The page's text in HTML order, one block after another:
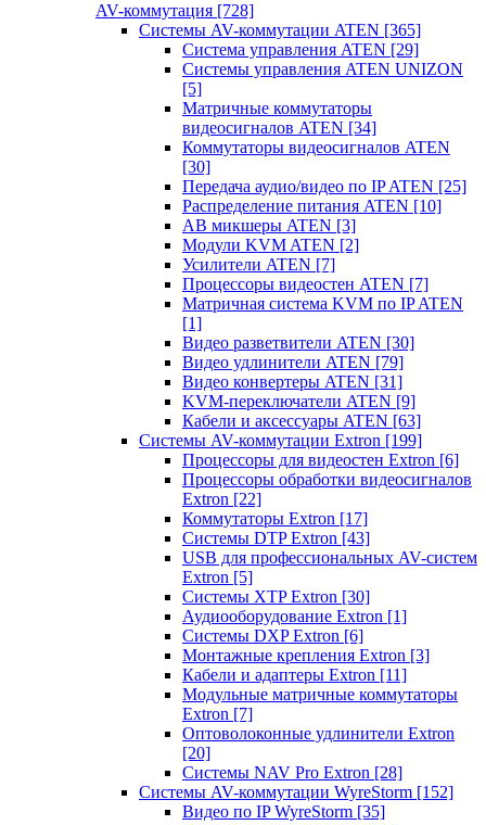
AV-коммутация [728]
Системы AV-коммутации ATEN [365]
Система управления ATEN [29]
Системы управления ATEN UNIZON
[5]
Матричные коммутаторы
видеосигналов ATEN [34]
Коммутаторы видеосигналов ATEN
[30]
Передача аудио/видео по IP ATEN [25]
Распределение питания ATEN [10]
АВ микшеры ATEN [3]
Модули KVM ATEN [2]
Усилители ATEN [7]
Процессоры видеостен ATEN [7]
Матричная система KVM по IP ATEN
[1]
Видео разветвители ATEN [30]
Видео удлинители ATEN [79]
Видео конвертеры ATEN [31]
KVM-переключатели ATEN [9]
Кабели и аксессуары ATEN [63]
Системы AV-коммутации Extron [199]
Процессоры для видеостен Extron [6]
Процессоры обработки видеосигналов
Extron [22]
Коммутаторы Extron [17]
Системы DTP Extron [43]
USB для профессиональных AV-систем
Extron [5]
Системы XTP Extron [30]
Аудиооборудование Extron [1]
Системы DXP Extron [6]
Монтажные крепления Extron [3]
Кабели и адаптеры Extron [11]
Модульные матричные коммутаторы
Extron [7]
Оптоволоконные удлинители Extron
[20]
Системы NAV Pro Extron [28]
Системы AV-коммутации WyreStorm [152]
Видео по IP WyreStorm [35]